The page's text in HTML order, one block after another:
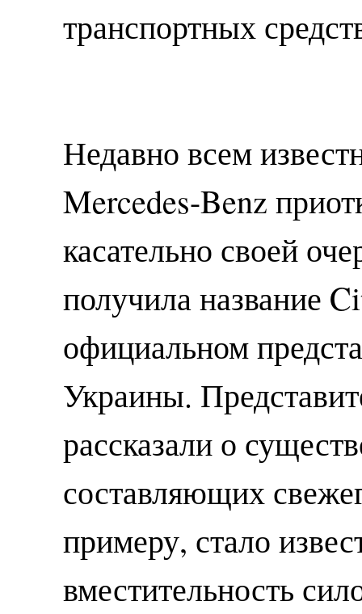
транспортных
Недавно всем
Mercedes-Benz
касательно своей
получила название
официальном
Украины.
рассказали о
составляющих
примеру, стало
вместительность